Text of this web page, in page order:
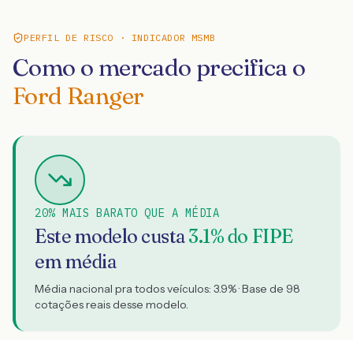
PERFIL DE RISCO · INDICADOR MSMB
Como o mercado precifica o
Ford Ranger
20% MAIS BARATO QUE A MÉDIA
Este modelo custa3.1% do FIPE
em média
Média nacional pra todos veículos: 3.9% · Base de 98
cotações reais desse modelo.